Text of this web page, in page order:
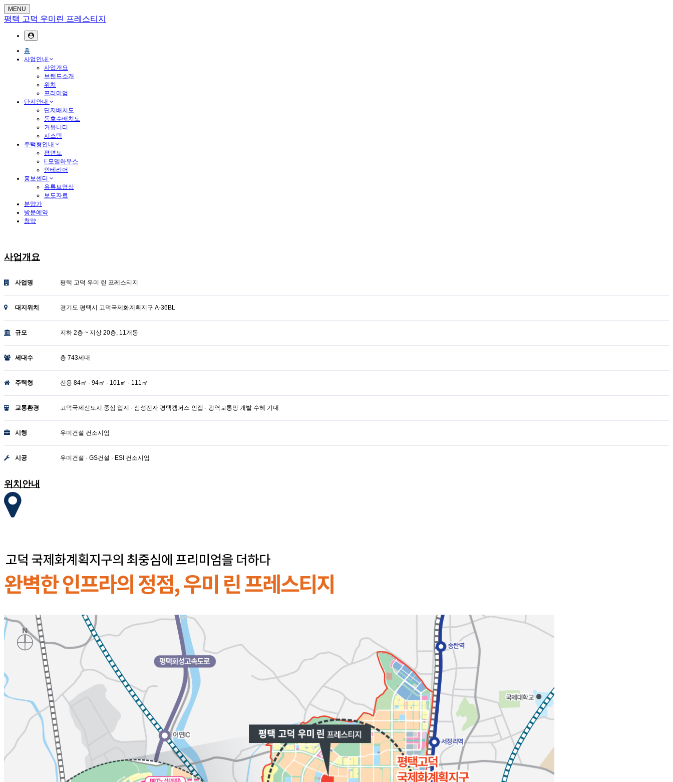
MENU
평택 고덕 우미린 프레스티지
홈
사업안내
사업개요
브랜드소개
위치
프리미엄
단지안내
단지배치도
동호수배치도
커뮤니티
시스템
주택형안내
평면도
E모델하우스
인테리어
홍보센터
유튜브영상
보도자료
분양가
방문예약
청약
사업개요
사업명 평택 고덕 우미 린 프레스티지
대지위치 경기도 평택시 고덕국제화계획지구 A-36BL
규모 지하 2층 ~ 지상 20층, 11개동
세대수 총 743세대
주택형 전용 84㎡ · 94㎡ · 101㎡ · 111㎡
교통환경 고덕국제신도시 중심 입지 · 삼성전자 평택캠퍼스 인접 · 광역교통망 개발 수혜 기대
시행 우미건설 컨소시엄
시공 우미건설 · GS건설 · ESI 컨소시엄
위치안내